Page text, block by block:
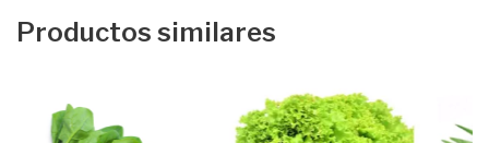
Productos similares